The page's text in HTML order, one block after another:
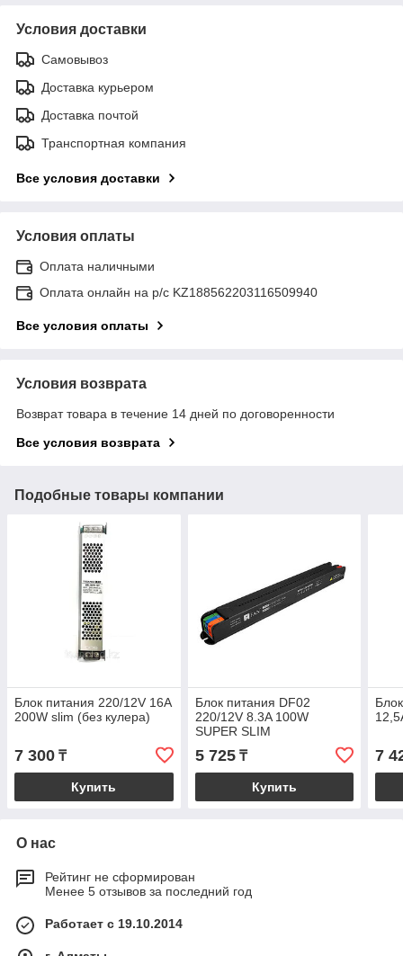
Условия доставки
Самовывоз
Доставка курьером
Доставка почтой
Транспортная компания
Все условия доставки
Условия оплаты
Оплата наличными
Оплата онлайн на р/с KZ188562203116509940
Все условия оплаты
Условия возврата
Возврат товара в течение 14 дней по договоренности
Все условия возврата
Подобные товары компании
Блок питания 220/12V 16A
200W slim (без кулера)
7 300 ₸
Купить
Блок питания DF02
220/12V 8.3A 100W
SUPER SLIM
5 725₸
Купить
7
О нас
Рейтинг не сформирован
Менее 5 отзывов за последний год
Работает с 19.10.2014